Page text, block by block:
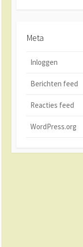
Meta
Inloggen
Berichten feed
Reacties feed
WordPress.org